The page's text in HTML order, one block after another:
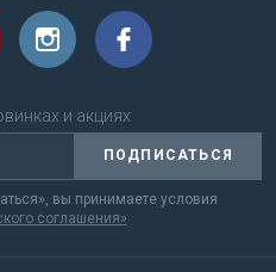
и акциях
ПОДПИСАТЬСЯ
вы принимаете условия
соглашения»